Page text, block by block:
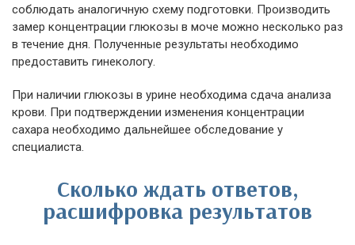
соблюдать аналогичную схему подготовки. Производить
замер концентрации глюкозы в моче можно несколько раз
в течение дня. Полученные результаты необходимо
предоставить гинекологу.
При наличии глюкозы в урине необходима сдача анализа
крови. При подтверждении изменения концентрации
сахара необходимо дальнейшее обследование у
специалиста.
Сколько ждать ответов,
расшифровка результатов